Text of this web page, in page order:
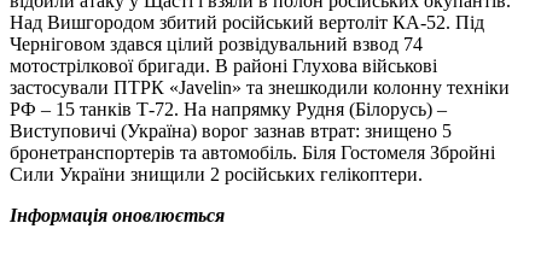
Над Вишгородом збитий російський вертоліт КА-52. Під
Черніговом здався цілий розвідувальний взвод 74
мотострілкової бригади. В районі Глухова військові
застосували ПТРК «Javelin» та знешкодили колонну техніки
РФ – 15 танків Т-72. На напрямку Рудня (Білорусь) –
Виступовичі (Україна) ворог зазнав втрат: знищено 5
бронетранспортерів та автомобіль. Біля Гостомеля Збройні
Сили України знищили 2 російських гелікоптери.
Інформація оновлюється